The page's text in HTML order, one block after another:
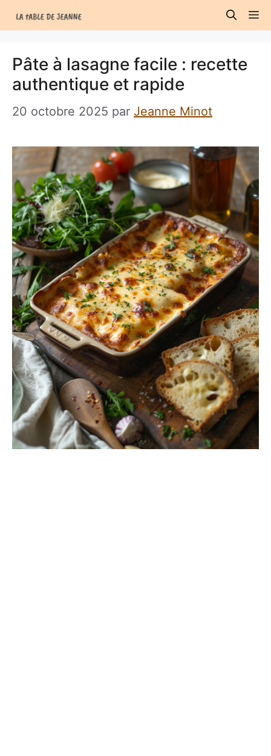
au
Pâte à lasagne facile : recette
authentique et rapide
20 octobre 2025 par Jeanne Minot